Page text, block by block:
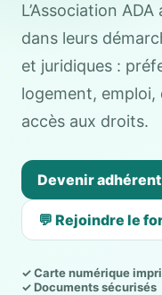
L’Association
dans leurs
et juridiques :
logement,
accès aux droits.
Devenir adhérent
💬 Rejoindre le
✓ Carte numérique
✓ Documents sécurisés